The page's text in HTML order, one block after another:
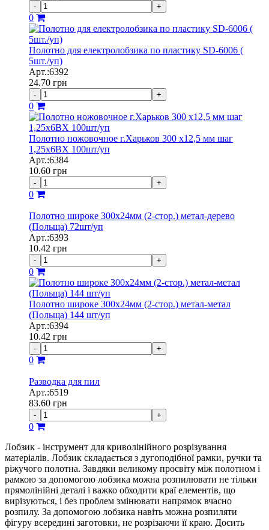
- +
0
Полотно для електролобзика по пластику SD-6006 (
5шт./уп)
Арт.:6392
24.70 грн
- +
0
Полотно ножовочное г.Харьков 300 х12,5 мм шаг
1,25х6ВХ 100шт/уп
Арт.:6384
10.60 грн
- +
0
Полотно широке 300х24мм (2-стор.) метал-дерево
(Польща) 72шт/уп
Арт.:6393
10.42 грн
- +
0
Полотно широке 300х24мм (2-стор.) метал-метал
(Польща) 144 шт/уп
Арт.:6394
10.42 грн
- +
0
Разводка для пил
Арт.:6519
83.60 грн
- +
0
Лобзик - інструмент для криволінійного розрізування
матеріалів. Лобзик складається з дугоподібної рамки, ручки та
ріжучого полотна. Завдяки великому просвіту між полотном і
рамкою за допомогою лобзика можна розпилювати не тільки
прямолінійні деталі і важко обходити краї елементів, що
вирізуються, і без проблем змінювати напрямок вчасно
розпилу. За допомогою лобзика навіть можна розпиляти
фігуру всередині заготовки, не розрізаючи її краю. Досить